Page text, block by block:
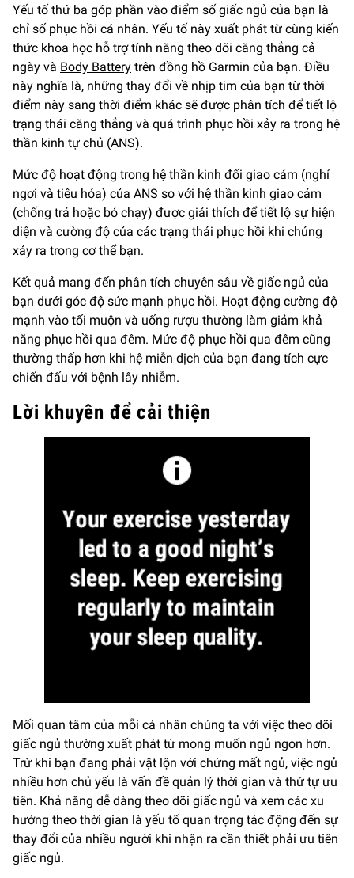
Yếu tố thứ ba góp phần vào điểm số giấc ngủ của bạn là
chỉ số phục hồi cá nhân. Yếu tố này xuất phát từ cùng kiến
thức khoa học hỗ trợ tính năng theo dõi căng thẳng cả
ngày và Body Battery trên đồng hồ Garmin của bạn. Điều
này nghĩa là, những thay đổi về nhịp tim của bạn từ thời
điểm này sang thời điểm khác sẽ được phân tích để tiết lộ
trạng thái căng thẳng và quá trình phục hồi xảy ra trong hệ
thần kinh tự chủ (ANS).
Mức độ hoạt động trong hệ thần kinh đối giao cảm (nghỉ
ngơi và tiêu hóa) của ANS so với hệ thần kinh giao cảm
(chống trả hoặc bỏ chạy) được giải thích để tiết lộ sự hiện
diện và cường độ của các trạng thái phục hồi khi chúng
xảy ra trong cơ thể bạn.
Kết quả mang đến phân tích chuyên sâu về giấc ngủ của
bạn dưới góc độ sức mạnh phục hồi. Hoạt động cường độ
mạnh vào tối muộn và uống rượu thường làm giảm khả
năng phục hồi qua đêm. Mức độ phục hồi qua đêm cũng
thường thấp hơn khi hệ miễn dịch của bạn đang tích cực
chiến đấu với bệnh lây nhiễm.
Lời khuyên để cải thiện
Mối quan tâm của mỗi cá nhân chúng ta với việc theo dõi
giấc ngủ thường xuất phát từ mong muốn ngủ ngon hơn.
Trừ khi bạn đang phải vật lộn với chứng mất ngủ, việc ngủ
nhiều hơn chủ yếu là vấn đề quản lý thời gian và thứ tự ưu
tiên. Khả năng dễ dàng theo dõi giấc ngủ và xem các xu
hướng theo thời gian là yếu tố quan trọng tác động đến sự
thay đổi của nhiều người khi nhận ra cần thiết phải ưu tiên
giấc ngủ.